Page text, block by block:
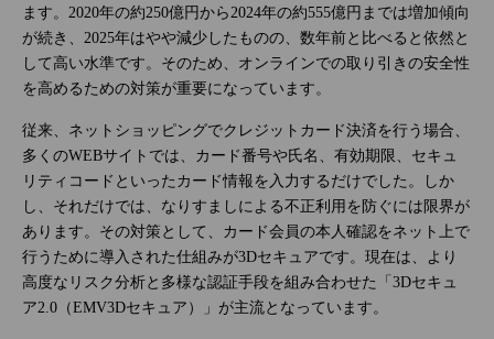
ます。2020年の約250億円から2024年の約555億円までは増加傾向
が続き、2025年はやや減少したものの、数年前と比べると依然と
して高い水準です。そのため、オンラインでの取り引きの安全性
を高めるための対策が重要になっています。
従来、ネットショッピングでクレジットカード決済を行う場合、
多くのWEBサイトでは、カード番号や氏名、有効期限、セキュ
リティコードといったカード情報を入力するだけでした。しか
し、それだけでは、なりすましによる不正利用を防ぐには限界が
あります。その対策として、カード会員の本人確認をネット上で
行うために導入された仕組みが3Dセキュアです。現在は、より
高度なリスク分析と多様な認証手段を組み合わせた「3Dセキュ
ア2.0（EMV3Dセキュア）」が主流となっています。